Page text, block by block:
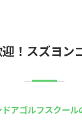
！スズヨン
アゴルフスクール